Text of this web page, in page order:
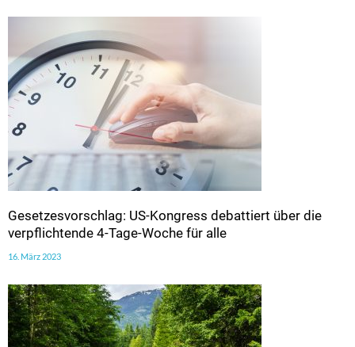
Gesetzesvorschlag: US-Kongress debattiert über die
verpflichtende 4-Tage-Woche für alle
16. März 2023